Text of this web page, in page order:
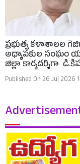
ప్రభుత్వ కళాశాలల
అధ్యాపకుల సంఘం
జిల్లా కార్యదర్శిగా
Published On 26 Jul 2026